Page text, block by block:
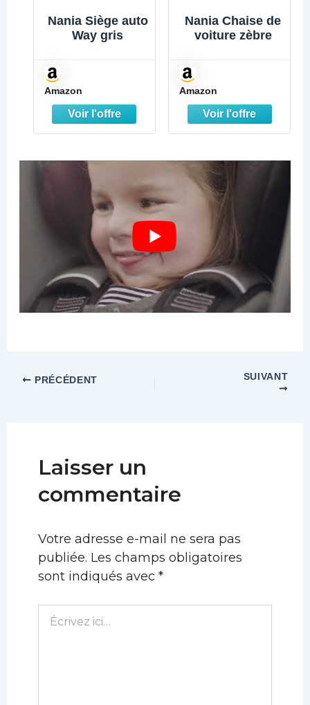
Nania Siège auto
Way gris
Amazon
Nania Chaise de
voiture zèbre
Amazon
PRÉCÉDENT SUIVANT
Laisser un
commentaire
Votre adresse e-mail ne sera pas
publiée. Les champs obligatoires
sont indiqués avec *
ici…